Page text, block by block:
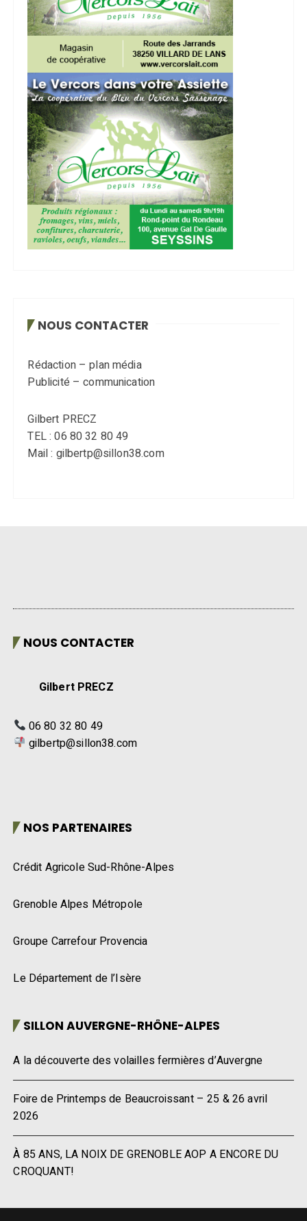
NOUS CONTACTER
Rédaction – plan média
Publicité – communication
Gilbert PRECZ
TEL : 06 80 32 80 49
Mail : gilbertp@sillon38.com
NOUS CONTACTER
Gilbert PRECZ
06 80 32 80 49
gilbertp@sillon38.com
NOS PARTENAIRES
Crédit Agricole Sud-Rhône-Alpes
Grenoble Alpes Métropole
Groupe Carrefour Provencia
Le Département de l’Isère
SILLON AUVERGNE-RHÔNE-ALPES
A la découverte des volailles fermières d’Auvergne
Foire de Printemps de Beaucroissant – 25 & 26 avril
2026
À 85 ANS, LA NOIX DE GRENOBLE AOP A ENCORE DU
CROQUANT!